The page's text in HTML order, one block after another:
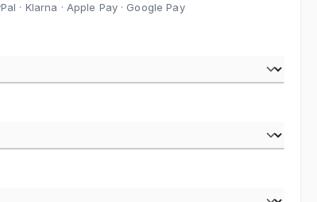
· Klarna · Apple Pay · Google Pay